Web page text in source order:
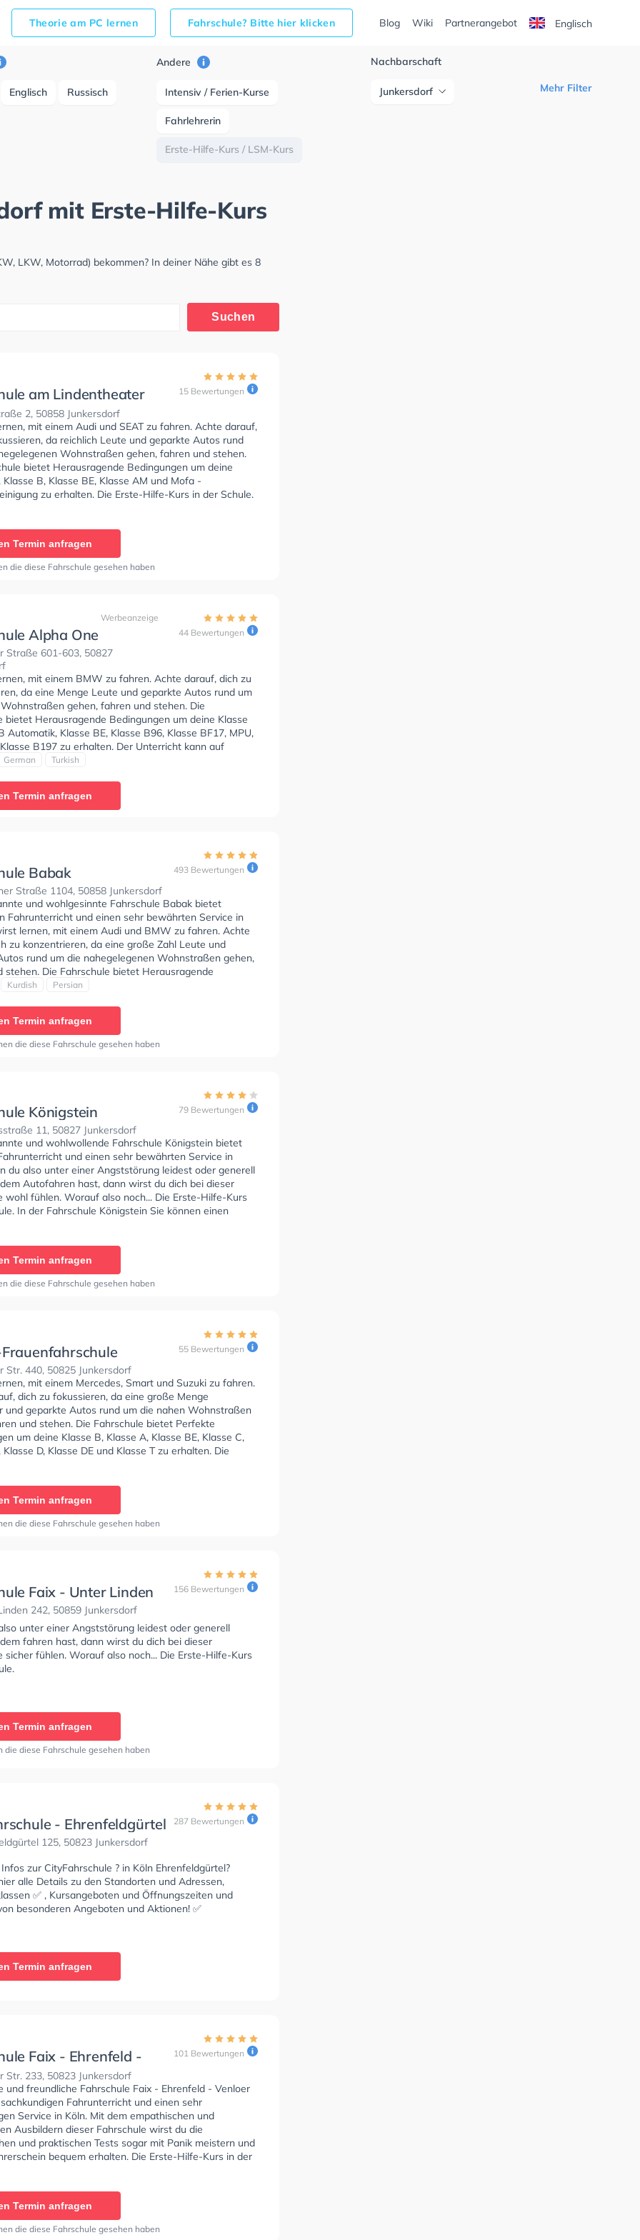
Theorie am PC lernen Fahrschule? Bitte hier klicken Blog Wiki Partnerangebot Englisch
Englisch Russisch
Andere
Intensiv / Ferien-Kurse
Fahrlehrerin
Erste-Hilfe-Kurs / LSM-Kurs
Nachbarschaft
Junkersdorf Mehr Filter
mit Erste-Hilfe-Kurs
LKW, Motorrad) bekommen? In deiner Nähe gibt es 8
Suchen
am Lindentheater
Maarstr.
2, 50858 Junkersdorf
15 Bewertungen
mit einem Audi und SEAT zu fahren. Achte darauf,
da reichlich Leute und geparkte Autos rund
Wohnstraßen gehen, fahren und stehen.
bietet Herausragende Bedingungen um deine
Klasse B, Klasse BE, Klasse AM und Mofa -
zu erhalten. Die Erste-Hilfe-Kurs in der Schule.
Termin anfragen
die diese Fahrschule gesehen haben
Alpha One
Straße 601-603, 50827
Werbeanzeige
44 Bewertungen
mit einem BMW zu fahren. Achte darauf, dich zu
da eine Menge Leute und geparkte Autos rund um
gehen, fahren und stehen. Die
bietet Herausragende Bedingungen um deine Klasse
Automatik, Klasse BE, Klasse B96, Klasse BF17, MPU,
B197 zu erhalten. Der Unterricht kann auf
und Türkisch stattfinden. Die Erste-Hilfe-Kurs in
um dich gut auf die theoretische Prüfung. In der
Alpha One Sie können einen Termin online anfragen.
"Die beste fahrschule in ganz köln- nette
German Turkish
Termin anfragen
Babak
Straße 1104, 50858 Junkersdorf
493 Bewertungen
und wohlgesinnte Fahrschule Babak bietet
Fahrunterricht und einen sehr bewährten Service in
lernen, mit einem Audi und BMW zu fahren. Achte
zu konzentrieren, da eine große Zahl Leute und
rund um die nahegelegenen Wohnstraßen gehen,
stehen. Die Fahrschule bietet Herausragende
um deine Klasse B, Klasse B Automatik, Klasse BE,
und Persisch stattfinden. Die Erste-Hilfe-Kurs in
Wir empfehlen dir auch online-theorie tests am PC zu
um dich gut auf die theoretische Prüfung. Letzte
"Ich kann die Fahrschule BABAK nur Empfehlen. Das
gehabt die Mega Spaß gemacht haben. Nicht nur
gelernt habe sondern auch das mich Johan motiviert
mir auch die Angst fürs fahren genommen
gelernt hat positiv durchs Leben zu gehen . Ein
Dankeschön vom Herzen. Johan ist ein Toller
man kaum in Worte beschreiben kann. Herzliche
Team und an Johan Sanela"
Kurdish Persian
Termin anfragen
die diese Fahrschule gesehen haben
Königstein
11, 50827 Junkersdorf
79 Bewertungen
und wohlwollende Fahrschule Königstein bietet
und einen sehr bewährten Service in
du also unter einer Angststörung leidest oder generell
Autofahren hast, dann wirst du dich bei dieser
wohl fühlen. Worauf also noch... Die Erste-Hilfe-Kurs
In der Fahrschule Königstein Sie können einen
anfragen.
Termin anfragen
die diese Fahrschule gesehen haben
Str. 440, 50825 Junkersdorf
55 Bewertungen
mit einem Mercedes, Smart und Suzuki zu fahren.
dich zu fokussieren, da eine große Menge
und geparkte Autos rund um die nahen Wohnstraßen
und stehen. Die Fahrschule bietet Perfekte
um deine Klasse B, Klasse A, Klasse BE, Klasse C,
Klasse D, Klasse DE und Klasse T zu erhalten. Die
Kurs in der Schule.
Termin anfragen
die diese Fahrschule gesehen haben
Faix - Unter Linden
242, 50859 Junkersdorf
156 Bewertungen
unter einer Angststörung leidest oder generell
fahren hast, dann wirst du dich bei dieser
sicher fühlen. Worauf also noch... Die Erste-Hilfe-Kurs
Termin anfragen
die diese Fahrschule gesehen haben
- Ehrenfeldgürtel
125, 50823 Junkersdorf
287 Bewertungen
zur CityFahrschule ? in Köln Ehrenfeldgürtel?
alle Details zu den Standorten und Adressen,
✅ , Kursangeboten und Öffnungszeiten und
besonderen Angeboten und Aktionen! ✅
Termin anfragen
Faix - Ehrenfeld -
Str.
Str. 233, 50823 Junkersdorf
101 Bewertungen
und freundliche Fahrschule Faix - Ehrenfeld - Venloer
Fahrunterricht und einen sehr
Service in Köln. Mit dem empathischen und
Ausbildern dieser Fahrschule wirst du die
und praktischen Tests sogar mit Panik meistern und
bequem erhalten. Die Erste-Hilfe-Kurs in der
Bewertung: "Mein Fahrlehrer Müco, kann ich nur
und Humor für eine angenehme Lernatmosphäre
erklärt alles verständlich, gibt wertvolle Tipps und
die Nervosität zu nehmen, durch seine ruhige
Termin anfragen
die diese Fahrschule gesehen haben